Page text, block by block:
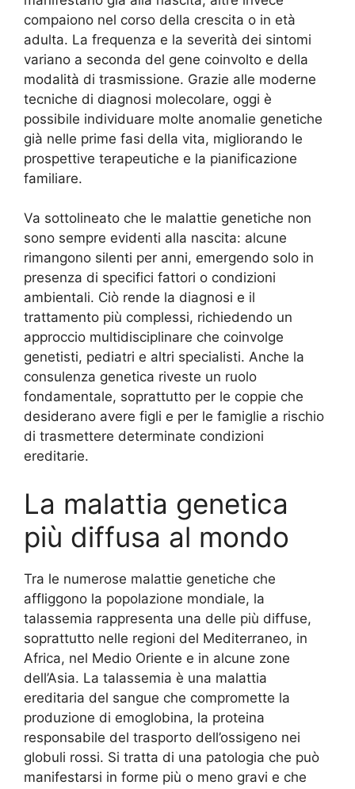
compaiono nel corso della crescita o in età
adulta. La frequenza e la severità dei sintomi
variano a seconda del gene coinvolto e della
modalità di trasmissione. Grazie alle moderne
tecniche di diagnosi molecolare, oggi è
possibile individuare molte anomalie genetiche
già nelle prime fasi della vita, migliorando le
prospettive terapeutiche e la pianificazione
familiare.
Va sottolineato che le malattie genetiche non
sono sempre evidenti alla nascita: alcune
rimangono silenti per anni, emergendo solo in
presenza di specifici fattori o condizioni
ambientali. Ciò rende la diagnosi e il
trattamento più complessi, richiedendo un
approccio multidisciplinare che coinvolge
genetisti, pediatri e altri specialisti. Anche la
consulenza genetica riveste un ruolo
fondamentale, soprattutto per le coppie che
desiderano avere figli e per le famiglie a rischio
di trasmettere determinate condizioni
ereditarie.
La malattia genetica
più diffusa al mondo
Tra le numerose malattie genetiche che
affliggono la popolazione mondiale, la
talassemia rappresenta una delle più diffuse,
soprattutto nelle regioni del Mediterraneo, in
Africa, nel Medio Oriente e in alcune zone
dell’Asia. La talassemia è una malattia
ereditaria del sangue che compromette la
produzione di emoglobina, la proteina
responsabile del trasporto dell’ossigeno nei
globuli rossi. Si tratta di una patologia che può
manifestarsi in forme più o meno gravi e che